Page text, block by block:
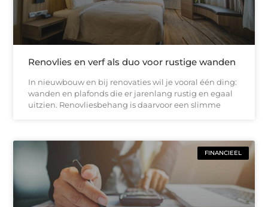
Renovlies en verf als duo voor rustige wanden
In nieuwbouw en bij renovaties wil je vooral één ding:
wanden en plafonds die er jarenlang rustig en egaal
uitzien. Renovliesbehang is daarvoor een slimme
FINANCIEEL